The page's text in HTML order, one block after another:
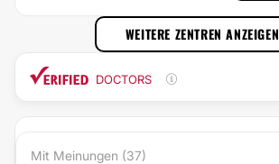
WEITERE ZENTREN ANZEIGEN
DOCTORS
Mit Meinungen (37)